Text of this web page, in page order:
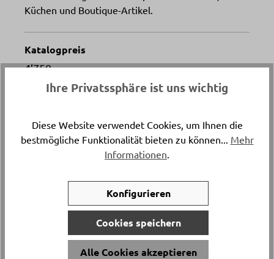
Küchen und Boutique-Artikel.
Katalogpreis
4’750.-
3784.65.13
Versand & Lieferung
Ihre Privatssphäre ist uns wichtig
Diese Website verwendet Cookies, um Ihnen die
bestmögliche Funktionalität bieten zu können... Mehr
Informationen
Konfigurieren
Cookies speichern
Alle Cookies akzeptieren